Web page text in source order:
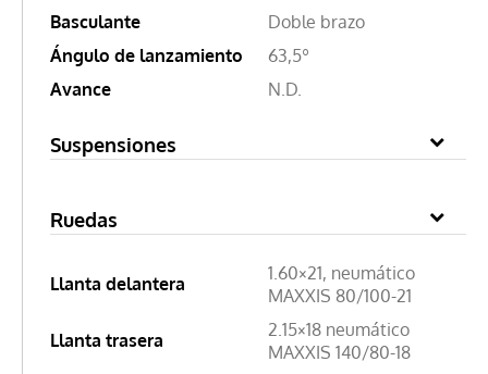
Basculante
Doble brazo
Ángulo de lanzamiento
63,5º
Avance
N.D.
Suspensiones
Ruedas
Llanta delantera
1.60×21, neumático
MAXXIS 80/100-21
Llanta trasera
2.15×18 neumático
MAXXIS 140/80-18